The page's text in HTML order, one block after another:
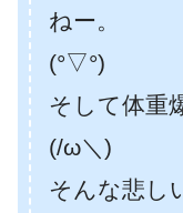
ねー。
(°▽°)
そして体重
(/ω＼)
そんな悲し